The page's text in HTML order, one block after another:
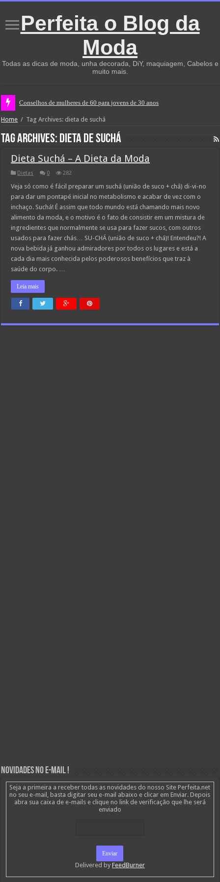
Perfeita o Blog da
Moda
Todas as dicas de moda, unha decorada, DiY, maquiagem, Cabelos e
muito mais.
Conselhos de mulheres de 60 para jovens de 30 anos
Home / Tag Archives: dieta de suchá
Tag Archives: dieta de suchá
Dieta Suchá – A Dieta da Moda
Dietas 0 282
Veja só como é fácil preparar um suchá (união de suco + chá) di-vi-no
para dar um pontapé inicial no metabolismo e acabar de vez com o
inchaço. Suchá! É assim que todo mundo está chamando mais novo
alimento da moda, e o motivo é o fato de consistir em um mistura de
ingredientes que normalmente se usa para fazer sucos, com outros
usados para fazer chás… SU-CHÁ (união de suco + chá)! Entendeu?! A
nova bebida já ganhou admiradores por todos os lugares e está a
cada dia mais conhecida pelos poderosos benefícios que traz à
saúde do corpo. …
Leia mais
Novidades no E-mail !
Seja a primeira a receber todas as novidades do nosso Site Perfeita.net
no seu e-mail, basta digitar seu e-mail abaixo e clicar em Enviar. Depois
abra sua caixa de e-mails e clique no link de verificação que lhe será
enviado
Delivered by FeedBurner